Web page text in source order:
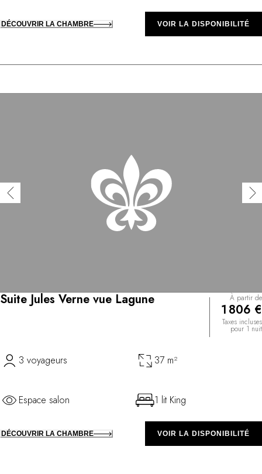
DÉCOUVRIR LA CHAMBRE VOIR LA DISPONIBILITÉ
Suite Jules Verne vue Lagune À partir de
1 806 €
Taxes incluses
pour 1 nuit
3 voyageurs 37 m²
Espace salon 1 lit King
DÉCOUVRIR LA CHAMBRE VOIR LA DISPONIBILITÉ